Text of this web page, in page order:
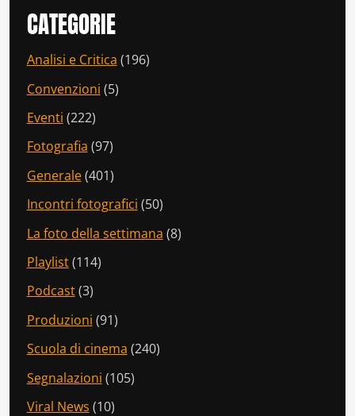
CATEGORIE
Analisi e Critica (196)
Convenzioni (5)
Eventi (222)
Fotografia (97)
Generale(401)
Incontri fotografici (50)
La foto della settimana (8)
Playlist(114)
Podcast(3)
Produzioni (91)
Scuola di cinema (240)
Segnalazioni (105)
Viral News (10)